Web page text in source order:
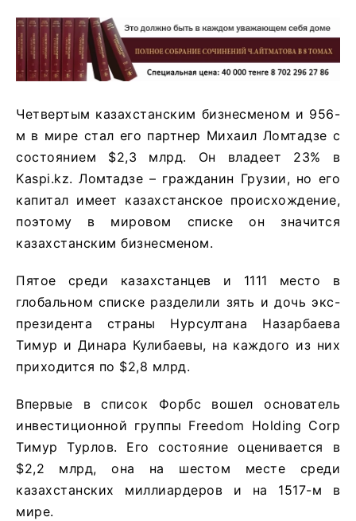
Четвертым казахстанским бизнесменом и 956-
м в мире стал его партнер Михаил Ломтадзе с
состоянием $2,3 млрд. Он владеет 23% в
Kaspi.kz. Ломтадзе – гражданин Грузии, но его
капитал имеет казахстанское происхождение,
поэтому в мировом списке он значится
казахстанским бизнесменом.
Пятое среди казахстанцев и 1111 место в
глобальном списке разделили зять и дочь экс-
президента страны Нурсултана Назарбаева
Тимур и Динара Кулибаевы, на каждого из них
приходится по $2,8 млрд.
Впервые в список Форбс вошел основатель
инвестиционной группы Freedom Holding Corp
Тимур Турлов. Его состояние оценивается в
$2,2 млрд, она на шестом месте среди
казахстанских миллиардеров и на 1517-м в
мире.